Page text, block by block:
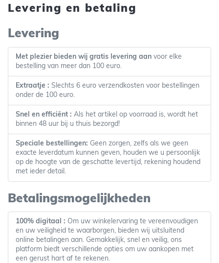
Levering en betaling
Levering
Met plezier bieden wij gratis levering aan voor elke
bestelling van meer dan 100 euro.
Extraatje : Slechts 6 euro verzendkosten voor bestellingen
onder de 100 euro.
Snel en efficiënt : Als het artikel op voorraad is, wordt het
binnen 48 uur bij u thuis bezorgd!
Speciale bestellingen: Geen zorgen, zelfs als we geen
exacte leverdatum kunnen geven, houden we u persoonlijk
op de hoogte van de geschatte levertijd, rekening houdend
met ieder detail.
Betalingsmogelijkheden
100% digitaal : Om uw winkelervaring te vereenvoudigen
en uw veiligheid te waarborgen, bieden wij uitsluitend
online betalingen aan. Gemakkelijk, snel en veilig, ons
platform biedt verschillende opties om uw aankopen met
een gerust hart af te rekenen.